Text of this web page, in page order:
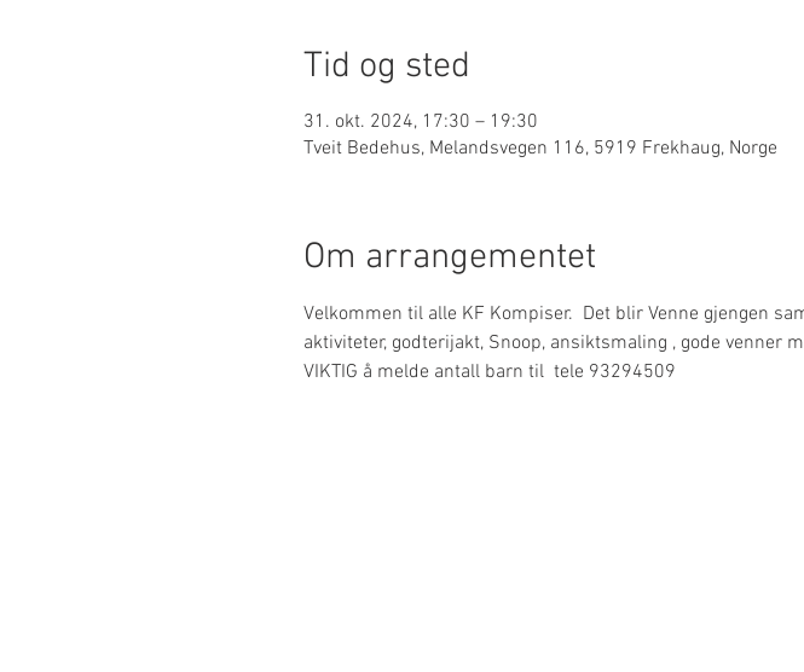
Tid og sted
31. okt. 2024, 17:30 – 19:30
Tveit Bedehus, Melandsvegen 116, 5919 Frekhaug, Norge
Om arrangementet
Velkommen til alle KF Kompiser.  Det blir Venne gjengen
aktiviteter, godterijakt, Snoop, ansiktsmaling , gode venner
VIKTIG å melde antall barn til  tele 93294509